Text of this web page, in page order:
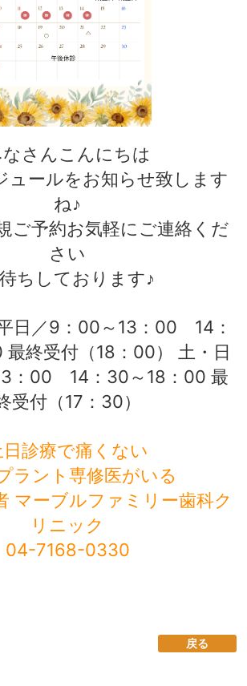
さんこんにちは
ュールをお知らせ致します
ね♪
ご予約お気軽にご連絡くだ
さい
ちしております♪
日／9：00～13：00 14：
終受付（18：00） 土・日
：00 14：30～18：00 最
受付（17：30）
日診療で痛くない
ラント専修医がいる
マーブルファミリー歯科ク
リニック
04-7168-0330
戻る